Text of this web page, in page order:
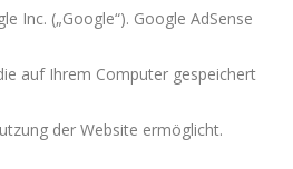
Inc. („Google“). Google AdSense
auf Ihrem Computer gespeichert
der Website ermöglicht.